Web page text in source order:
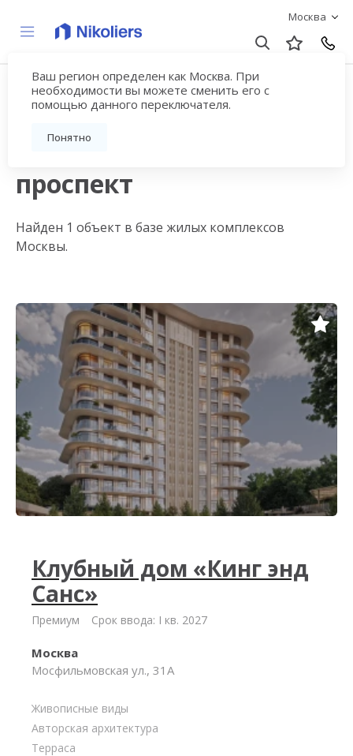
Москва
Ваш регион определен как Москва. При
необходимости вы можете сменить его с
помощью данного переключателя.
Понятно
Купить квартиру
новостройку у метро
проспект
Найден 1 объект в базе жилых комплексов
Москвы.
Клубный дом «Кинг энд
Санс»
Премиум Срок ввода: I кв. 2027
Москва
Мосфильмовская ул., 31А
Живописные виды
Авторская архитектура
Терраса